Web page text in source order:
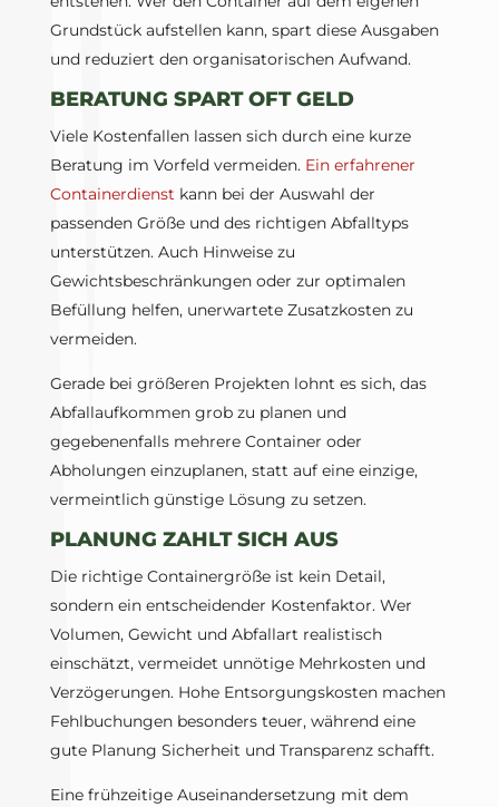
Grundstück aufstellen kann, spart diese Ausgaben
und reduziert den organisatorischen Aufwand.
BERATUNG SPART OFT GELD
Viele Kostenfallen lassen sich durch eine kurze
Beratung im Vorfeld vermeiden. Ein erfahrener
Containerdienst kann bei der Auswahl der
passenden Größe und des richtigen Abfalltyps
unterstützen. Auch Hinweise zu
Gewichtsbeschränkungen oder zur optimalen
Befüllung helfen, unerwartete Zusatzkosten zu
vermeiden.
Gerade bei größeren Projekten lohnt es sich, das
Abfallaufkommen grob zu planen und
gegebenenfalls mehrere Container oder
Abholungen einzuplanen, statt auf eine einzige,
vermeintlich günstige Lösung zu setzen.
PLANUNG ZAHLT SICH AUS
Die richtige Containergröße ist kein Detail,
sondern ein entscheidender Kostenfaktor. Wer
Volumen, Gewicht und Abfallart realistisch
einschätzt, vermeidet unnötige Mehrkosten und
Verzögerungen. Hohe Entsorgungskosten machen
Fehlbuchungen besonders teuer, während eine
gute Planung Sicherheit und Transparenz schafft.
Eine frühzeitige Auseinandersetzung mit dem